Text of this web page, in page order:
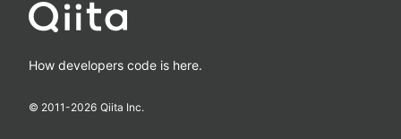
How developers code is here.
© 2011-2026 Qiita Inc.